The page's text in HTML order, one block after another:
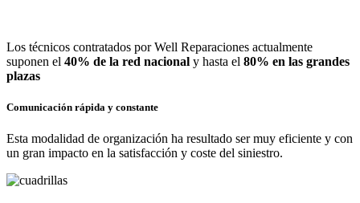
Los técnicos contratados por Well Reparaciones actualmente
suponen el 40% de la red nacional y hasta el 80% en las grandes
plazas
Comunicación rápida y constante
Esta modalidad de organización ha resultado ser muy eficiente y con
un gran impacto en la satisfacción y coste del siniestro.